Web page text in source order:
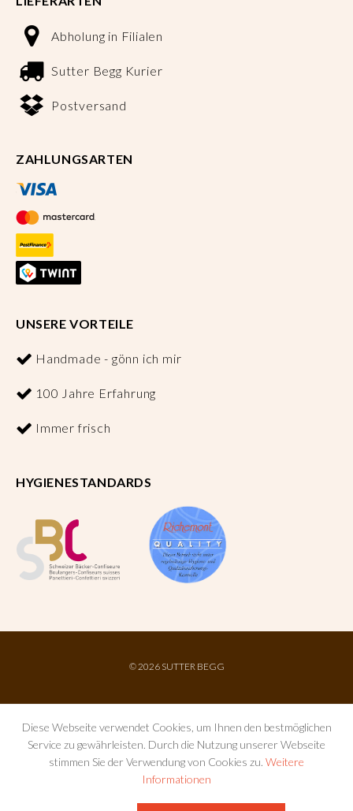
Abholung in Filialen
Sutter Begg Kurier
Postversand
ZAHLUNGSARTEN
UNSERE VORTEILE
Handmade - gönn ich mir
100 Jahre Erfahrung
Immer frisch
HYGIENESTANDARDS
©2026 SUTTER BEGG
Diese Webseite verwendet Cookies, um Ihnen den bestmöglichen
Service zu gewährleisten. Durch die Nutzung unserer Webseite
stimmen Sie der Verwendung von Cookies zu. Weitere
Informationen